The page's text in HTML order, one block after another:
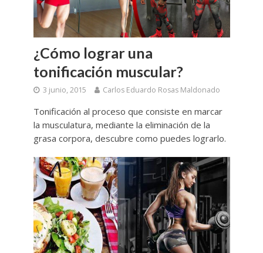
¿Cómo lograr una
tonificación muscular?
3 junio, 2015 Carlos Eduardo Rosas Maldonado
Tonificación al proceso que consiste en marcar
la musculatura, mediante la eliminación de la
grasa corpora, descubre como puedes lograrlo.